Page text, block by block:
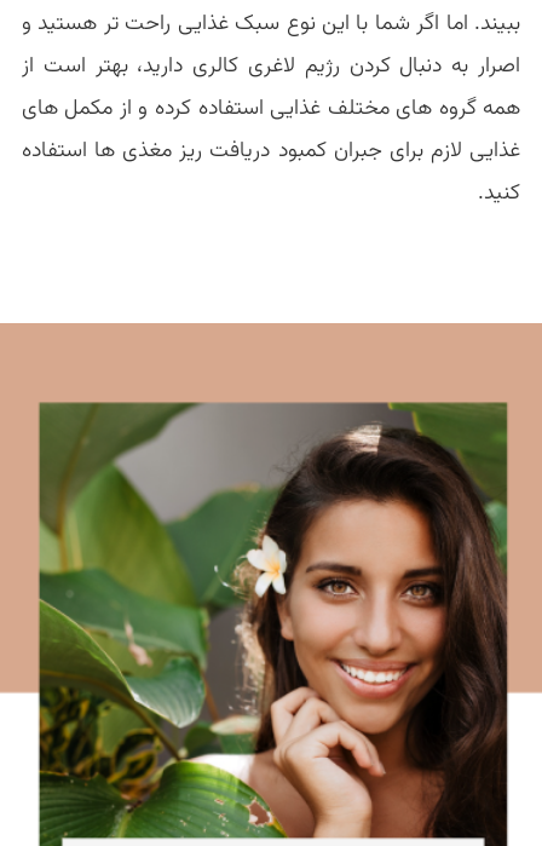
ببیند. اما اگر شما با این نوع سبک غذایی راحت تر هستید و
اصرار به دنبال کردن رژیم لاغری کالری دارید، بهتر است از
همه گروه های مختلف غذایی استفاده کرده و از مکمل های
غذایی لازم برای جبران کمبود دریافت ریز مغذی ها استفاده
کنید.